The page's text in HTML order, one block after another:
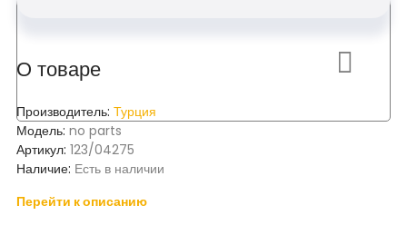
О товаре
Производитель: Турция
Модель: no parts
Артикул: 123/04275
Наличие: Есть в наличии
Перейти к описанию